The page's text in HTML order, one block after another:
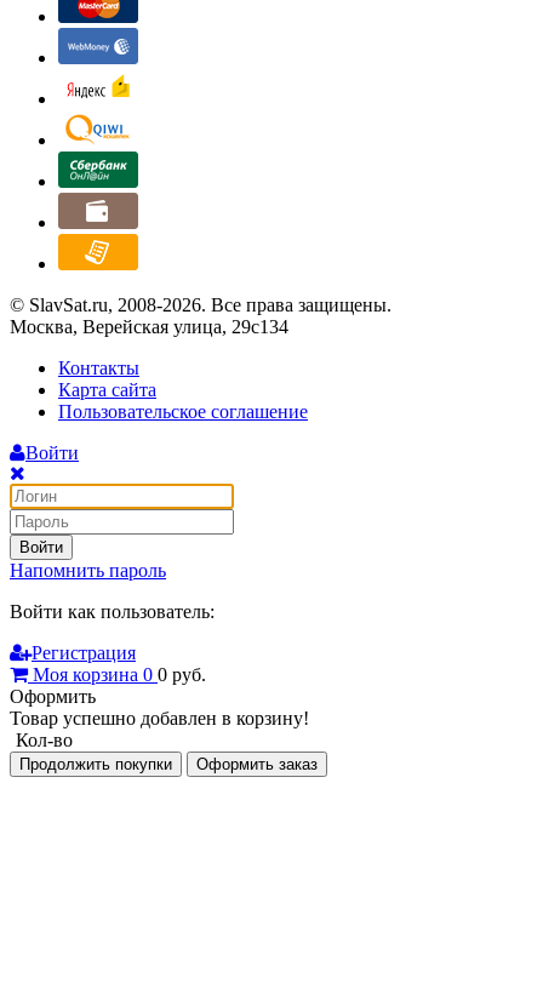
© SlavSat.ru, 2008-2026. Все права защищены.
Москва, Верейская улица, 29с134
Контакты
Карта сайта
Пользовательское соглашение
Войти
Войти
Напомнить пароль
Войти как пользователь:
Регистрация
Моя корзина 0 0 руб.
Оформить
Товар успешно добавлен в корзину!
Кол-во
Продолжить покупки Оформить заказ